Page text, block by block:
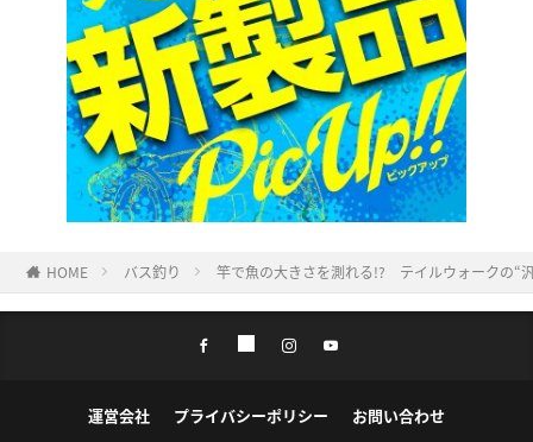
HOME バス釣り 竿で魚の大きさを測れる!? テイルウォークの“
運営会社 プライバシーポリシー お問い合わせ